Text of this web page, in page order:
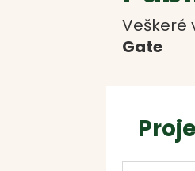
Veškeré
Gate